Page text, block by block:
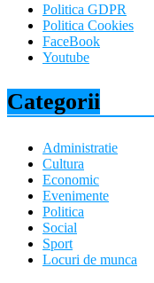
Politica GDPR
Politica Cookies
FaceBook
Youtube
Categorii
Administratie
Cultura
Economic
Evenimente
Politica
Social
Sport
Locuri de munca